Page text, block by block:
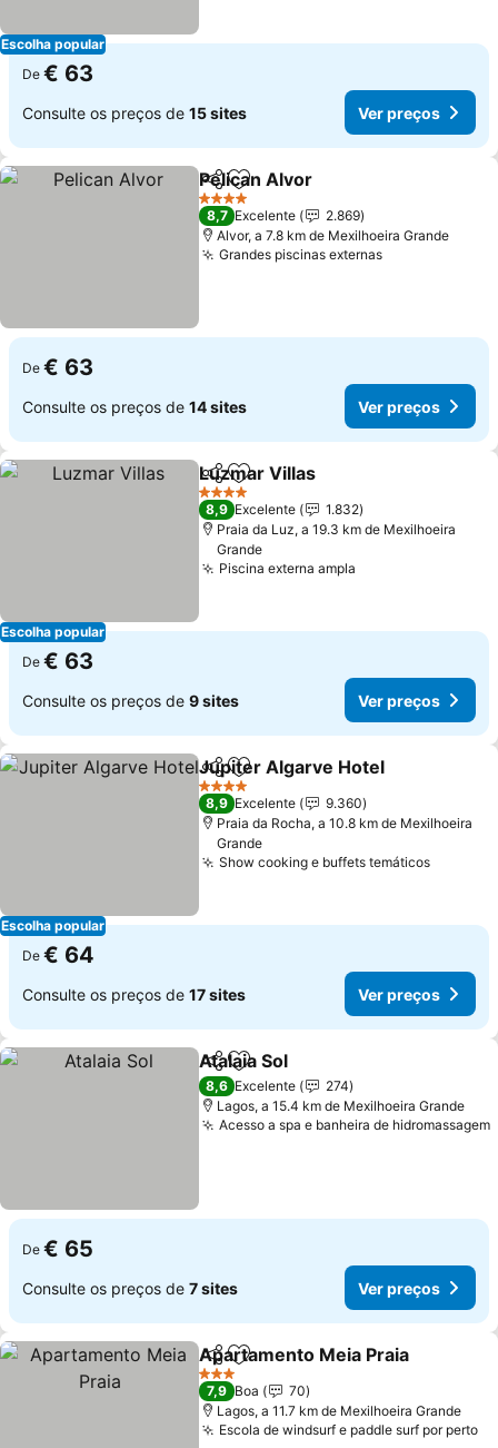
Escolha popular
De € 63
Consulte os preços de 15 sites Ver preços
PartilharAdicionar aos favoritos
Pelican Alvor
4 Estrelas
8,7 Excelente
2.869
Alvor, a 7.8 km de Mexilhoeira Grande
Grandes piscinas externas
De € 63
Consulte os preços de 14 sites Ver preços
Escolha popular
PartilharAdicionar aos favoritos
Luzmar Villas
4 Estrelas
8,9 Excelente
1.832
Praia da Luz, a 19.3 km de Mexilhoeira
Grande
Piscina externa ampla
De € 63
Consulte os preços de 9 sites Ver preços
Escolha popular
PartilharAdicionar aos favoritos
Jupiter Algarve Hotel
4 Estrelas
8,9 Excelente
9.360
Praia da Rocha, a 10.8 km de Mexilhoeira
Grande
Show cooking e buffets temáticos
De € 64
Consulte os preços de 17 sites Ver preços
PartilharAdicionar aos favoritos
Atalaia Sol
8,6 Excelente
274
Lagos, a 15.4 km de Mexilhoeira Grande
Acesso a spa e banheira de hidromassagem
De € 65
Consulte os preços de 7 sites Ver preços
PartilharAdicionar aos favoritos
Apartamento Meia Praia
3 Estrelas
7,9 Boa
70
Lagos, a 11.7 km de Mexilhoeira Grande
Escola de windsurf e paddle surf por perto